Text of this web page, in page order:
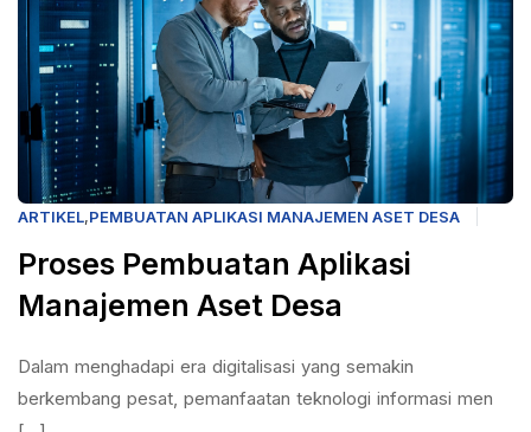
ARTIKEL,PEMBUATAN APLIKASI MANAJEMEN ASET DESA
Proses Pembuatan Aplikasi
Manajemen Aset Desa
Dalam menghadapi era digitalisasi yang semakin
berkembang pesat, pemanfaatan teknologi informasi men